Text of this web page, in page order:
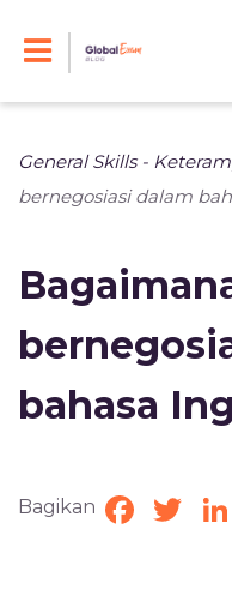
General Skills -
bernegosiasi dalam
bahasa
Bagikan Facebook